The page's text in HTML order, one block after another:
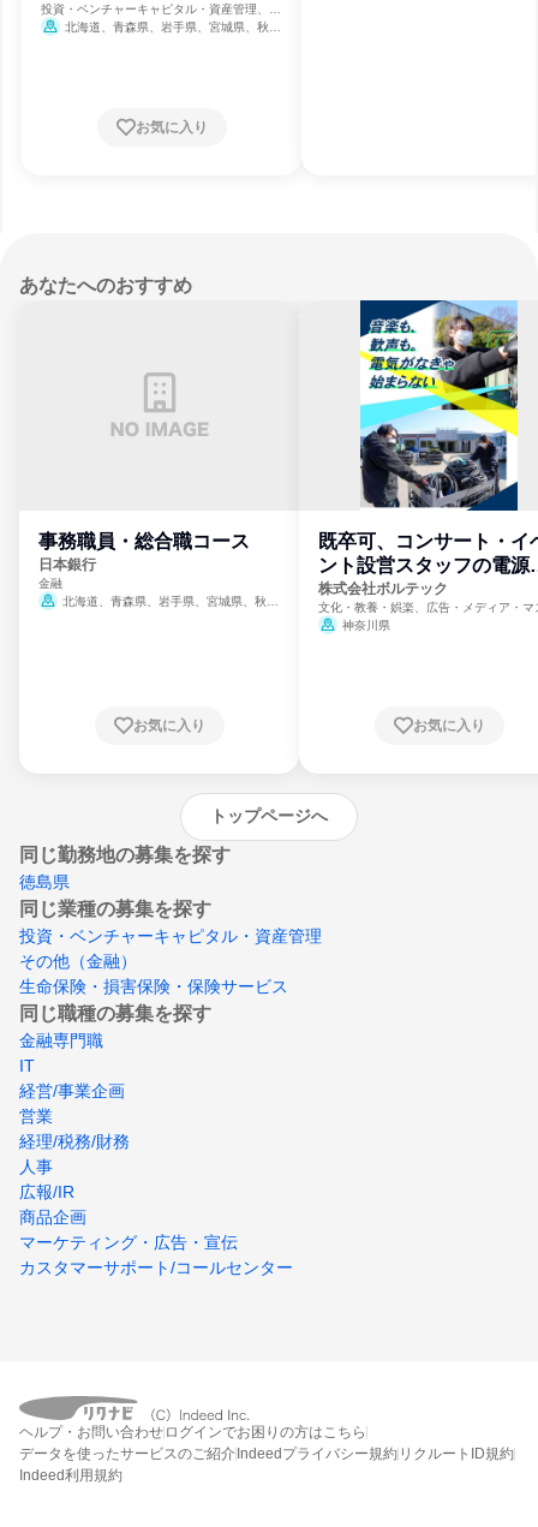
投資・ベンチャーキャピタル・資産管理、金
融、生命保険・損害保険・保険サービス
北海道、青森県、岩手県、宮城県、秋田
賀県、京都府、大阪府、兵庫県、奈良県、和
歌山県、鳥取県、島根県、岡山県、広島県、
お気に入り
あなたへのおすすめ
事務職員・総合職コース
日本銀行
金融
北海道、青森県、岩手県、宮城県、秋田
崎県、熊本県、大分県、宮崎県、鹿児島県、
お気に入り
既卒可、コンサート・イ
ント設営スタッフの電源
門
株式会社ボルテック
文化・教養・娯楽、広告・メディア・マ
ミ、電力・ガス・水道・エネルギー
神奈川県
お気に入り
トップページへ
同じ勤務地の募集を探す
徳島県
同じ業種の募集を探す
投資・ベンチャーキャピタル・資産管理
その他（金融）
生命保険・損害保険・保険サービス
同じ職種の募集を探す
金融専門職
IT
経営/事業企画
営業
経理/税務/財務
人事
広報/IR
商品企画
マーケティング・広告・宣伝
カスタマーサポート/コールセンター
ヘルプ・お問い合わせ ログインでお困りの方はこちら
データを使ったサービスのご紹介Indeedプライバシー規約 リクルートID規約
Indeed利用規約